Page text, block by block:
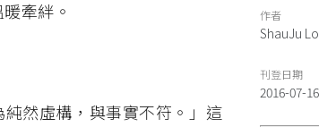
牽絆。
純然虛構，與事實不符。」這
作者
ShauJu Lo
刊登日期
2016-07-16